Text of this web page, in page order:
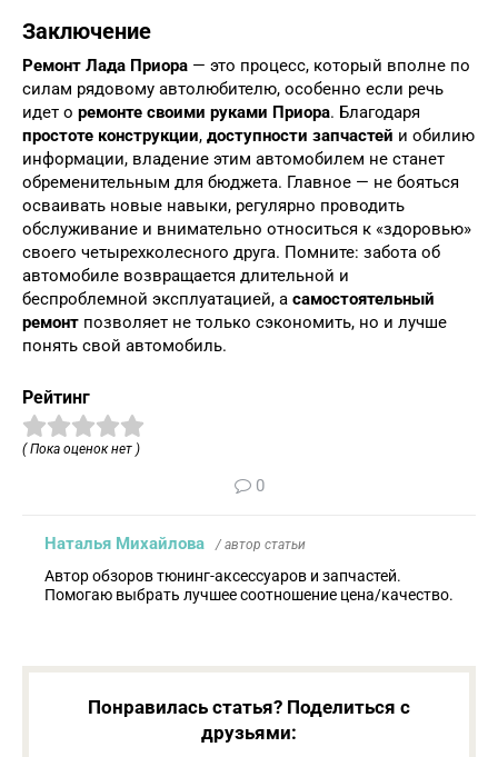
Заключение
Ремонт Лада Приора — это процесс, который вполне по
силам рядовому автолюбителю, особенно если речь
идет о ремонте своими руками Приора. Благодаря
простоте конструкции, доступности запчастей и обилию
информации, владение этим автомобилем не станет
обременительным для бюджета. Главное — не бояться
осваивать новые навыки, регулярно проводить
обслуживание и внимательно относиться к «здоровью»
своего четырехколесного друга. Помните: забота об
автомобиле возвращается длительной и
беспроблемной эксплуатацией, а самостоятельный
ремонт позволяет не только сэкономить, но и лучше
понять свой автомобиль.
Рейтинг
( Пока оценок нет )
0
Наталья Михайлова / автор статьи
Автор обзоров тюнинг-аксессуаров и запчастей.
Помогаю выбрать лучшее соотношение цена/качество.
Понравилась статья? Поделиться с
друзьями: